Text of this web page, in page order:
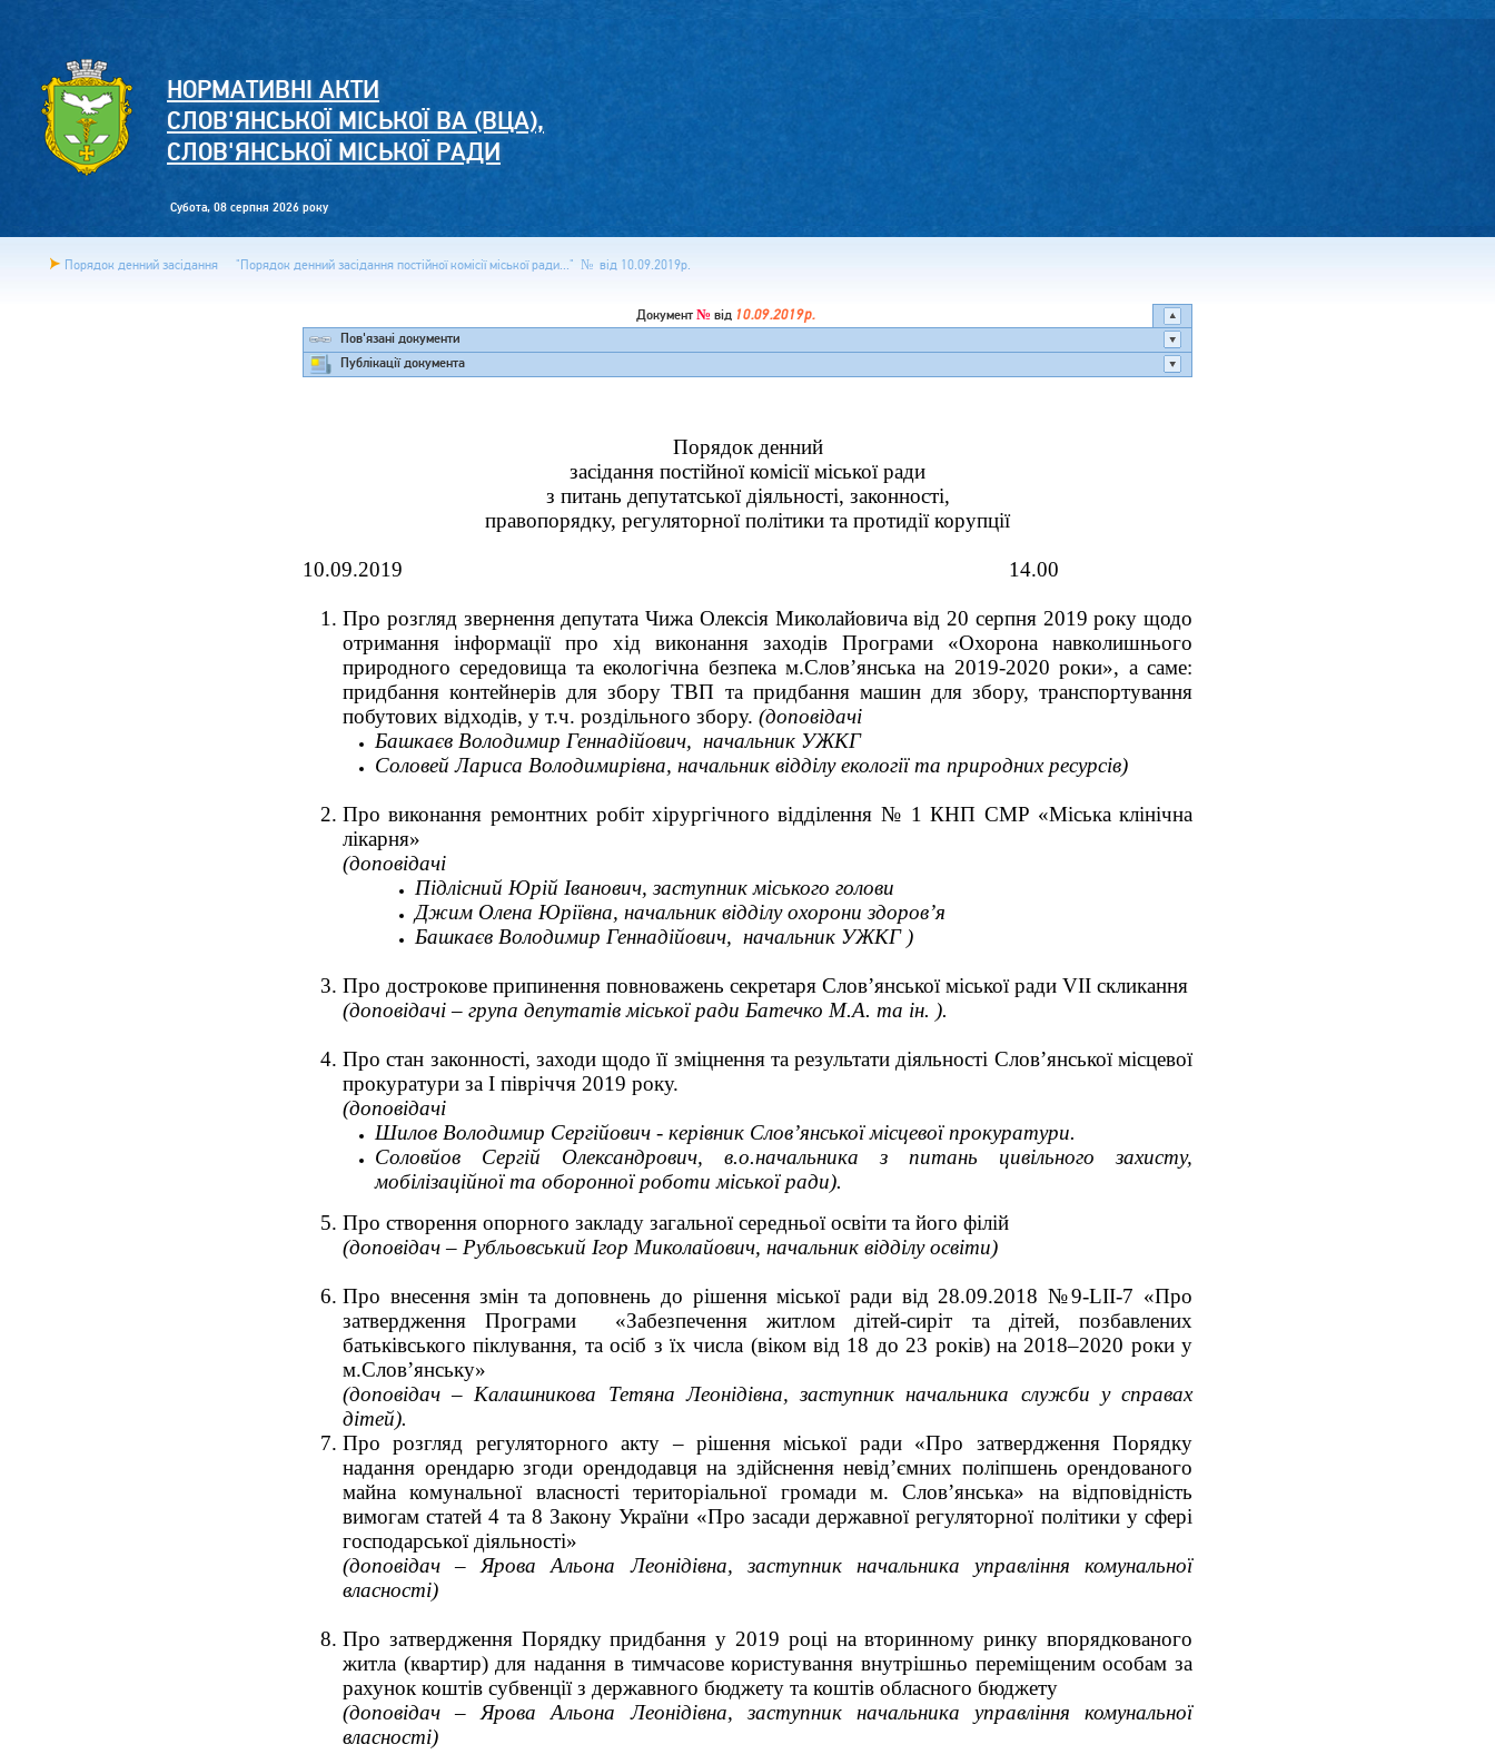
НОРМАТИВНІ АКТИ
СЛОВ'ЯНСЬКОЇ МІСЬКОЇ ВА (ВЦА),
СЛОВ'ЯНСЬКОЇ МІСЬКОЇ РАДИ
Субота, 08 серпня 2026 року
Порядок денний засідання "Порядок денний засідання постійної комісії міської ради..." № від 10.09.2019р.
Документ № від 10.09.2019р.
Пов'язані документи
Публікації документа
Порядок денний
засідання постійної комісії міської ради
з питань депутатської діяльності, законності,
правопорядку, регуляторної політики та протидії корупції
10.09.2019 14.00
Про розгляд звернення депутата Чижа Олексія Миколайовича від 20 серпня 2019 року щодо
отримання інформації про хід виконання заходів Програми «Охорона навколишнього
природного середовища та екологічна безпека м.Слов’янська на 2019-2020 роки», а саме:
придбання контейнерів для збору ТВП та придбання машин для збору, транспортування
побутових відходів, у т.ч. роздільного збору. (доповідачі
Башкаєв Володимир Геннадійович, начальник УЖКГ
Соловей Лариса Володимирівна, начальник відділу екології та природних ресурсів)
Про виконання ремонтних робіт хірургічного відділення № 1 КНП СМР «Міська клінічна
лікарня»
(доповідачі
Підлісний Юрій Іванович, заступник міського голови
Джим Олена Юріївна, начальник відділу охорони здоров’я
Башкаєв Володимир Геннадійович, начальник УЖКГ )
Про дострокове припинення повноважень секретаря Слов’янської міської ради VII скликання
(доповідачі – група депутатів міської ради Батечко М.А. та ін. ).
Про стан законності, заходи щодо її зміцнення та результати діяльності Слов’янської місцевої
прокуратури за I півріччя 2019 року.
(доповідачі
Шилов Володимир Сергійович - керівник Слов’янської місцевої прокуратури.
Соловйов Сергій Олександрович, в.о.начальника з питань цивільного захисту,
мобілізаційної та оборонної роботи міської ради).
Про створення опорного закладу загальної середньої освіти та його філій
(доповідач – Рубльовський Ігор Миколайович, начальник відділу освіти)
Про внесення змін та доповнень до рішення міської ради від 28.09.2018 №9-LІІ-7 «Про
затвердження Програми «Забезпечення житлом дітей-сиріт та дітей, позбавлених
батьківського піклування, та осіб з їх числа (віком від 18 до 23 років) на 2018–2020 роки у
м.Слов’янську»
(доповідач – Калашникова Тетяна Леонідівна, заступник начальника служби у справах
дітей).
Про розгляд регуляторного акту – рішення міської ради «Про затвердження Порядку
надання орендарю згоди орендодавця на здійснення невід’ємних поліпшень орендованого
майна комунальної власності територіальної громади м. Слов’янська» на відповідність
вимогам статей 4 та 8 Закону України «Про засади державної регуляторної політики у сфері
господарської діяльності»
(доповідач – Ярова Альона Леонідівна, заступник начальника управління комунальної
власності)
Про затвердження Порядку придбання у 2019 році на вторинному ринку впорядкованого
житла (квартир) для надання в тимчасове користування внутрішньо переміщеним особам за
рахунок коштів субвенції з державного бюджету та коштів обласного бюджету
(доповідач – Ярова Альона Леонідівна, заступник начальника управління комунальної
власності)